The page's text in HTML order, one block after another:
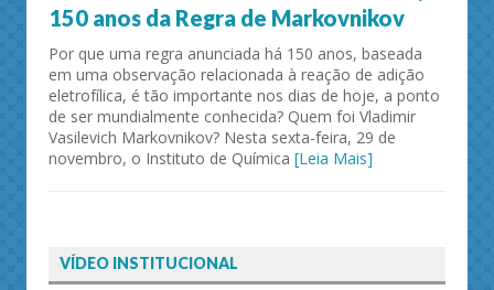
150 anos da Regra de Markovnikov
Por que uma regra anunciada há 150 anos, baseada
em uma observação relacionada à reação de adição
eletrofílica, é tão importante nos dias de hoje, a ponto
de ser mundialmente conhecida? Quem foi Vladimir
Vasilevich Markovnikov? Nesta sexta-feira, 29 de
novembro, o Instituto de Química [Leia Mais]
VÍDEO INSTITUCIONAL